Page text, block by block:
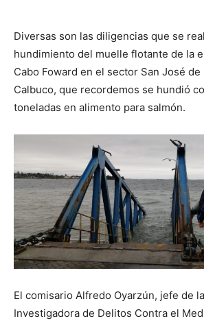
Diversas son las diligencias que se
hundimiento del muelle flotante de la
Cabo Foward en el sector San José de
Calbuco, que recordemos se hundió
toneladas en alimento para salmón.
El comisario Alfredo Oyarzún, jefe de
Investigadora de Delitos Contra el